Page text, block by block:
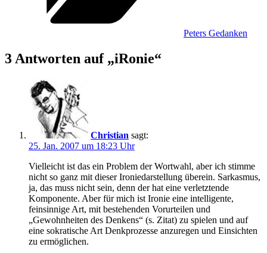
Peters Gedanken
3 Antworten auf „iRonie“
Christian sagt:
25. Jan. 2007 um 18:23 Uhr
Vielleicht ist das ein Problem der Wortwahl, aber ich stimme
nicht so ganz mit dieser Ironiedarstellung überein. Sarkasmus,
ja, das muss nicht sein, denn der hat eine verletztende
Komponente. Aber für mich ist Ironie eine intelligente,
feinsinnige Art, mit bestehenden Vorurteilen und
„Gewohnheiten des Denkens“ (s. Zitat) zu spielen und auf
eine sokratische Art Denkprozesse anzuregen und Einsichten
zu ermöglichen.